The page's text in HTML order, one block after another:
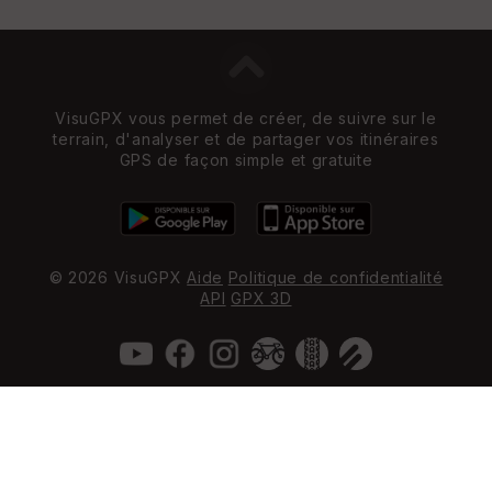
VisuGPX vous permet de créer, de suivre sur le
terrain, d'analyser et de partager vos itinéraires
GPS de façon simple et gratuite
© 2026 VisuGPX Aide Politique de confidentialité
API GPX 3D